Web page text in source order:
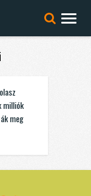
milliók
meg